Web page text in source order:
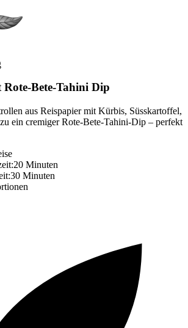
Bete-Tahini Dip
aus Reispapier mit Kürbis, Süsskartoffel,
ein cremiger Rote-Bete-Tahini-Dip – perfekt
20 Minuten
30 Minuten